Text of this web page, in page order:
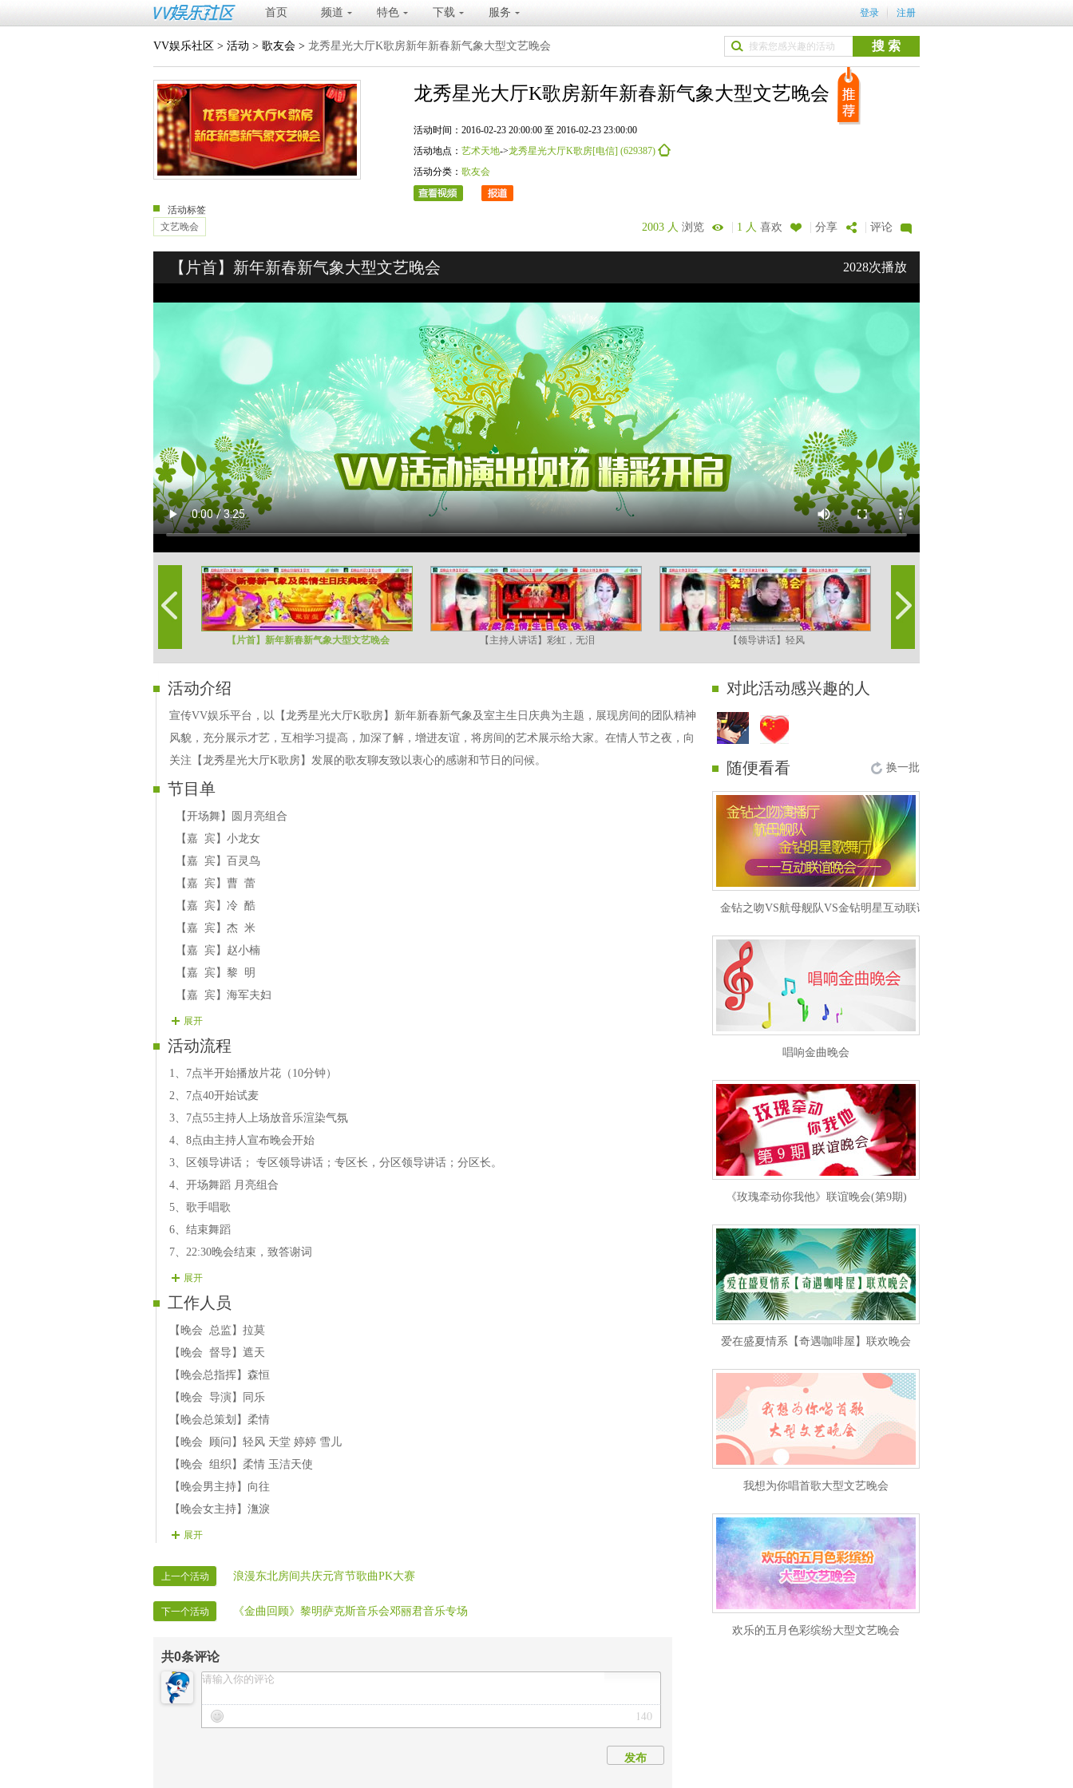
首页 频道 特色 下载 服务 登录 注册
VV娱乐社区 > 活动 > 歌友会 > 龙秀星光大厅K歌房新年新春新气象大型文艺晚会
龙秀星光大厅K歌房新年新春新气象大型文艺晚会
活动时间：2016-02-23 20:00:00 至 2016-02-23 23:00:00
活动地点： 艺术天地->龙秀星光大厅K歌房[电信] (629387)
活动分类： 歌友会
活动标签
文艺晚会
2003 人 浏览 | 1 人 喜欢 | 分享 | 评论
【片首】新年新春新气象大型文艺晚会 2028次播放
【片首】新年新春新气象大型文艺晚会 【主持人讲话】彩虹，无泪 【领导讲话】轻风
活动介绍
宣传VV娱乐平台，以【龙秀星光大厅K歌房】新年新春新气象及室主生日庆典为主题，展现房间的团队精神
风貌，充分展示才艺，互相学习提高，加深了解，增进友谊，将房间的艺术展示给大家。在情人节之夜，向
关注【龙秀星光大厅K歌房】发展的歌友聊友致以衷心的感谢和节日的问候。
节目单
【开场舞】圆月亮组合
【嘉 宾】小龙女
【嘉 宾】百灵鸟
【嘉 宾】曹 蕾
【嘉 宾】冷 酷
【嘉 宾】杰 米
【嘉 宾】赵小楠
【嘉 宾】黎 明
【嘉 宾】海军夫妇
【嘉 宾】谢世超
【嘉 宾】小龙虾
【07号演员】风 影: 歌曲《竹楼情歌》
【08号演员】美 子：歌曲《一网深情》
【09号演员】海 盗：歌曲《从未这样心动过》
【10号演员】灯 儿：歌曲《陕北民歌 打酸枣》
【11号演员】龙 龙：歌曲《甜蜜 爱情》
【12号演员】红 云：歌曲《越剧 洞房》
第三篇章：
【13号演员】欢 心：歌曲《美好情缘》
【14号演员】小 英：歌曲《爱你无怨无悔》
【15号演员】依 恋 你 歌曲《要爱就爱一辈子》
【16号演员】燕 儿：歌曲《风雨兼程》
【18号演员】醋 坛 子：歌曲《下一次相遇》
展开
活动流程
1、7点半开始播放片花（10分钟）
2、7点40开始试麦
3、7点55主持人上场放音乐渲染气氛
4、8点由主持人宣布晚会开始
3、区领导讲话； 专区领导讲话；专区长，分区领导讲话；分区长。
4、开场舞蹈 月亮组合
5、歌手唱歌
6、结束舞蹈
7、22:30晚会结束，致答谢词
展开
工作人员
【晚会 总监】拉莫
【晚会 督导】遮天
【晚会总指挥】森恒
【晚会 导演】同乐
【晚会总策划】柔情
【晚会 顾问】轻风 天堂 婷婷 雪儿
【晚会 组织】柔情 玉洁天使
【晚会男主持】向往
【晚会女主持】潕淚
【片花 制作】柔情
【晚会 片花】雪莲 阳光 童话
【晚会 广播】森恒
【晚会 协调】柔情 少尉 静儿 阳光
【晚会 迎宾】全体管理
【时报 记者】VV时报记者
【时报 录像】VV时报录像
展开
上一个活动 浪漫东北房间共庆元宵节歌曲PK大赛
下一个活动 《金曲回顾》黎明萨克斯音乐会邓丽君音乐专场
共0条评论
140
发布
对此活动感兴趣的人
随便看看 换一批
金钻之吻VS航母舰队VS金钻明星互动联谊晚会
唱响金曲晚会
《玫瑰牵动你我他》联谊晚会(第9期)
爱在盛夏情系【奇遇咖啡屋】联欢晚会
我想为你唱首歌大型文艺晚会
欢乐的五月色彩缤纷大型文艺晚会